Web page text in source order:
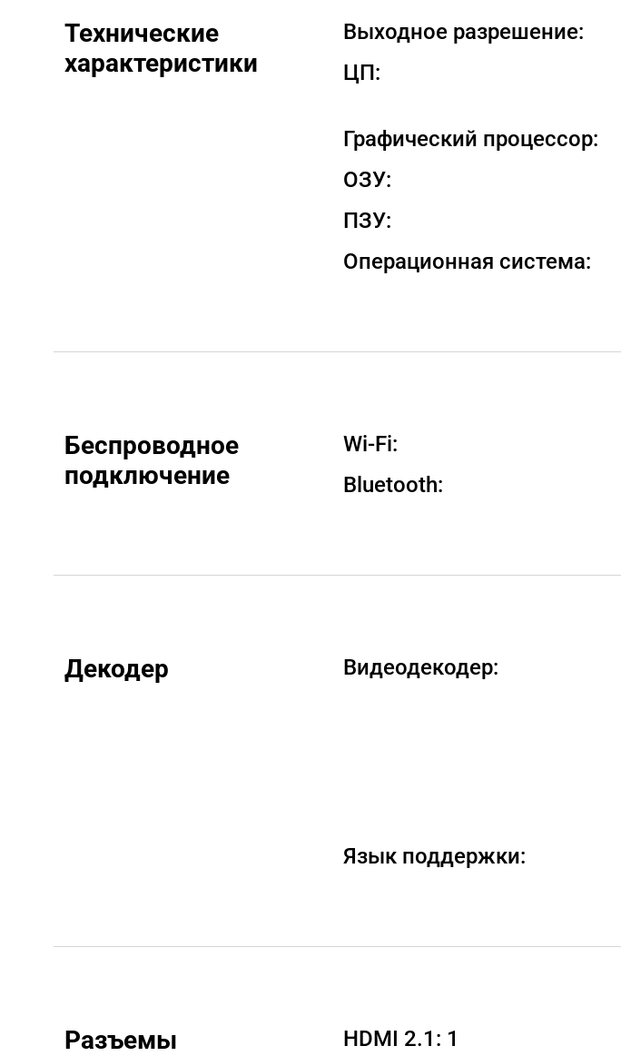
Технические
характеристики
Выходное разрешение:
ЦП:
Графический процессор:
ОЗУ:
ПЗУ:
Операционная система:
Беспроводное
подключение
Wi-Fi:
Bluetooth:
Декодер Видеодекодер:
Язык поддержки:
Разъемы
HDMI 2.1: 1